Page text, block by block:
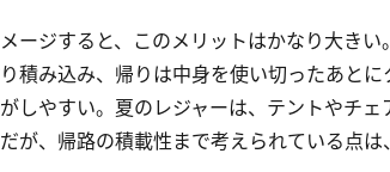
ージすると、このメリットはかなり大き
積み込み、帰りは中身を使い切ったあと
しやすい。夏のレジャーは、テントやチ
が、帰路の積載性まで考えられている点